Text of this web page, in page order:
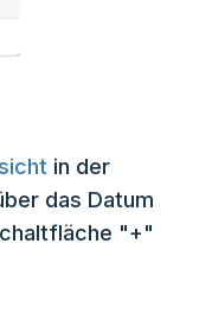
in der
das Datum
"+"